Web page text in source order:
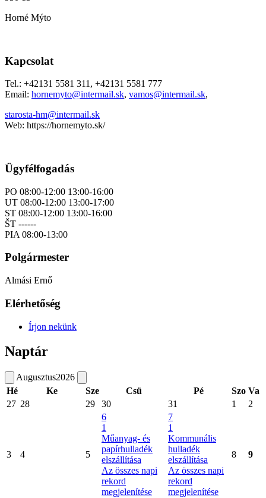
Horné Mýto
Kapcsolat
Tel.: +42131 5581 311, +42131 5581 777
Email: hornemyto@intermail.sk, vamos@intermail.sk,
starosta-hm@intermail.sk
Web: https://hornemyto.sk/
Ügyfélfogadás
PO 08:00-12:00 13:00-16:00
UT 08:00-12:00 13:00-17:00
ST 08:00-12:00 13:00-16:00
ŠT ------
PIA 08:00-13:00
Polgármester
Almási Ernő
Elérhetőség
Írjon nekünk
Naptár
Augusztus2026
Hé
Ke Sze Csü Pé Szo Va
27 28 29 30 31 1 2
3 4 5
6
1
Műanyag- és
papírhulladék
elszállítása
Az összes napi
rekord
megjelenítése
7
1
Kommunális
hulladék
elszállítása
Az összes napi
rekord
megjelenítése
8 9